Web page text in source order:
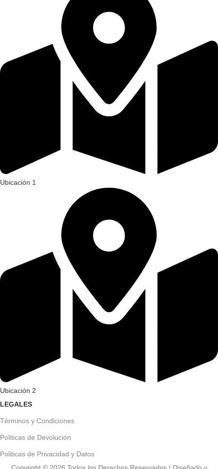
Ubicación 1
Ubicación 2
LEGALES
Términos y Condiciones
Politicas de Devolución
Politicas de Privacidad y Datos
Copyright © 2026 Todos los Derechos Reservados | Diseñado y